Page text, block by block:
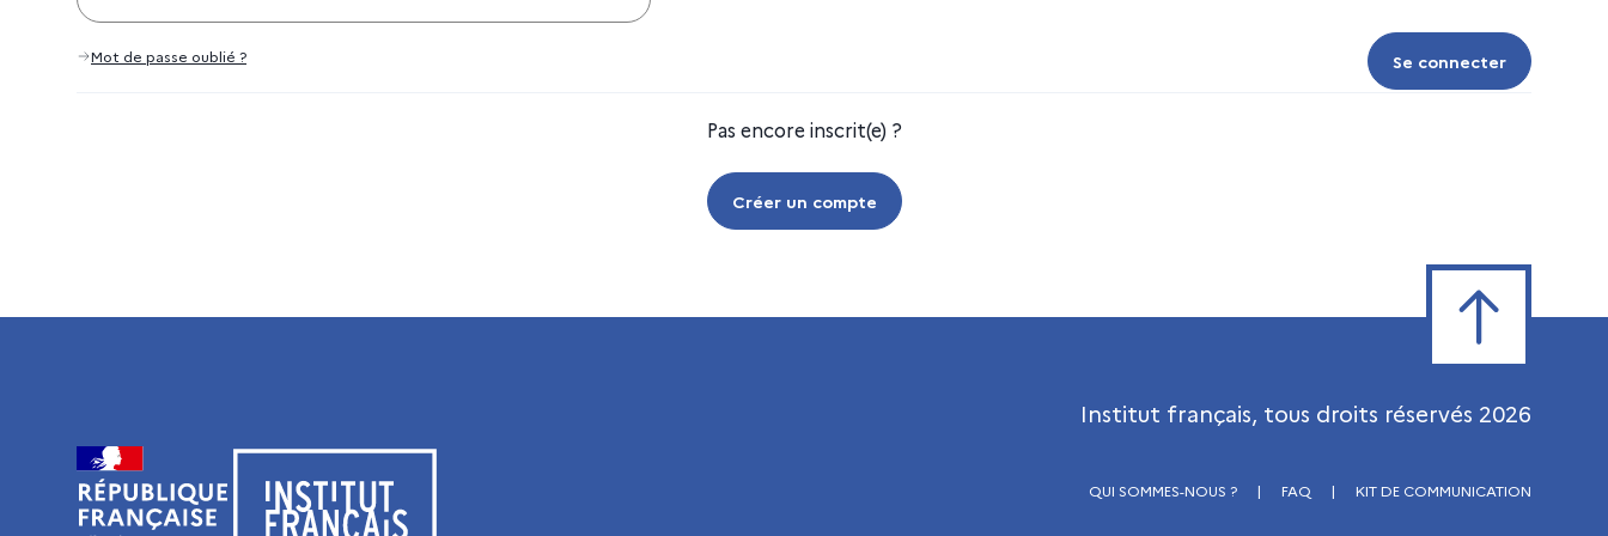
Se connecter
Se connecter
Mot de passe oublié ?
Pas encore inscrit(e) ?
Créer un compte
Visiter le site de l’Institut français
Institut français, tous droits réservés 2026
QUI SOMMES-NOUS ? | FAQ | KIT DE COMMUNICATION